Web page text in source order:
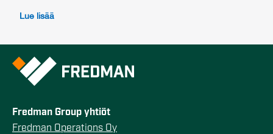
Lue lisää
Fredman Group yhtiöt
Fredman Operations Oy